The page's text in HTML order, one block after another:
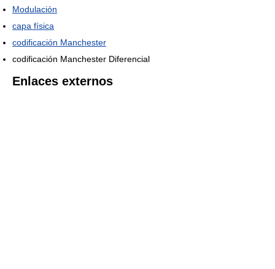
Modulación
capa física
codificación Manchester
codificación Manchester Diferencial
Enlaces externos